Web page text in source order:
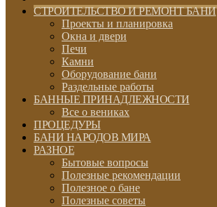
СТРОИТЕЛЬСТВО И РЕМОНТ БАНИ
Проекты и планировка
Окна и двери
Печи
Камни
Оборудование бани
Раздельные работы
БАННЫЕ ПРИНАДЛЕЖНОСТИ
Все о вениках
ПРОЦЕДУРЫ
БАНИ НАРОДОВ МИРА
РАЗНОЕ
Бытовые вопросы
Полезные рекомендации
Полезное о бане
Полезные советы